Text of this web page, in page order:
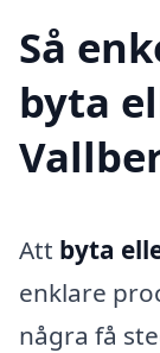
Så
byta
Att byta
enklare
några få